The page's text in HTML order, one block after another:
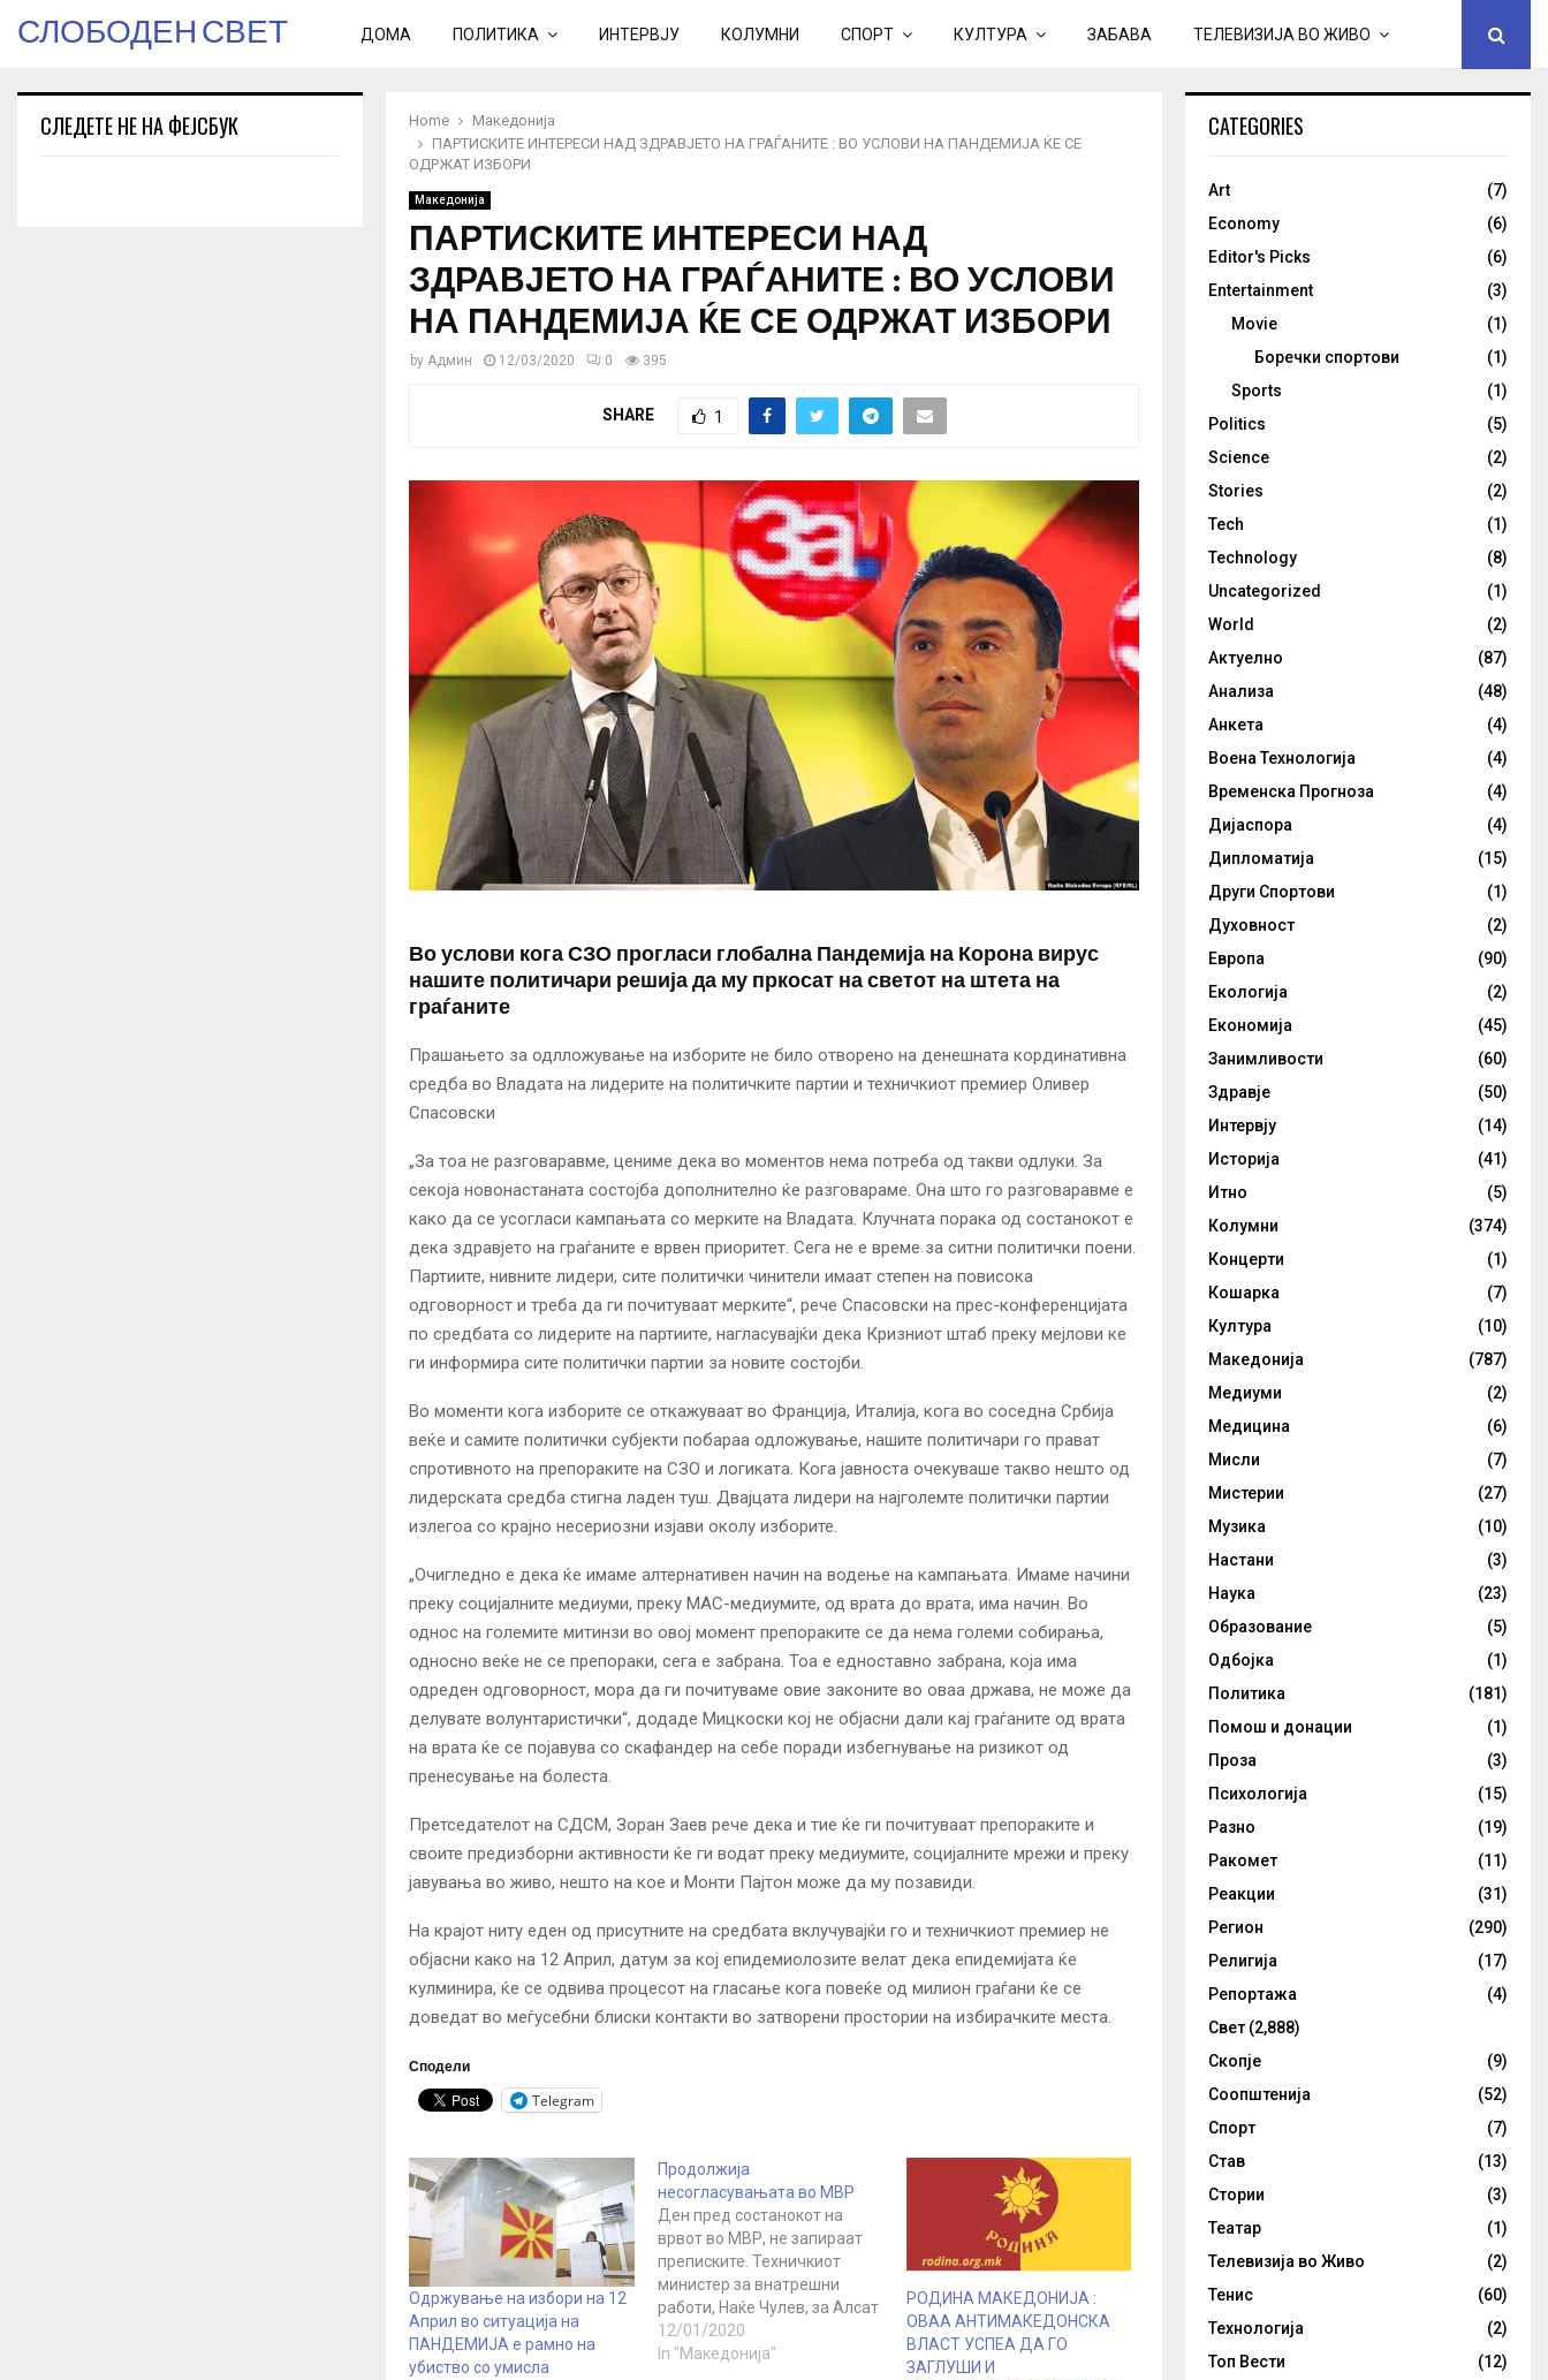
СЛОБОДЕН СВЕТ ДОМА ПОЛИТИКА ИНТЕРВЈУ КОЛУМНИ СПОРТ КУЛТУРА ЗАБАВА ТЕЛЕВИЗИЈА ВО ЖИВО
Home
Македонија
ПАРТИСКИТЕ ИНТЕРЕСИ НАД ЗДРАВЈЕТО НА ГРАЃАНИТЕ : ВО УСЛОВИ НА ПАНДЕМИЈА ЌЕ СЕ
ОДРЖАТ ИЗБОРИ
Македонија
ПАРТИСКИТЕ ИНТЕРЕСИ НАД
ЗДРАВЈЕТО НА ГРАЃАНИТЕ : ВО УСЛОВИ
НА ПАНДЕМИЈА ЌЕ СЕ ОДРЖАТ ИЗБОРИ
by Админ 12/03/2020 0 395
SHARE 1
Во услови кога СЗО прогласи глобална Пандемија на Корона вирус
нашите политичари решија да му пркосат на светот на штета на
граѓаните
Прашањето за одлложување на изборите не било отворено на денешната кординативна
средба во Владата на лидерите на политичките партии и техничкиот премиер Оливер
Спасовски
„За тоа не разговаравме, цениме дека во моментов нема потреба од такви одлуки. За
секоја новонастаната состојба дополнително ќе разговараме. Она што го разговаравме е
како да се усогласи кампањата со мерките на Владата. Клучната порака од состанокот е
дека здравјето на граѓаните е врвен приоритет. Сега не е време за ситни политички поени.
Партиите, нивните лидери, сите политички чинители имаат степен на повисока
одговорност и треба да ги почитуваат мерките“, рече Спасовски на прес-конференцијата
по средбата со лидерите на партиите, нагласувајќи дека Кризниот штаб преку мејлови ке
ги информира сите политички партии за новите состојби.
Во моменти кога изборите се откажуваат во Франција, Италија, кога во соседна Србија
веќе и самите политички субјекти побараа одложување, нашите политичари го прават
спротивното на препораките на СЗО и логиката. Кога јавноста очекуваше такво нешто од
лидерската средба стигна ладен туш. Двајцата лидери на најголемте политички партии
излегоа со крајно несериозни изјави околу изборите.
„Очигледно е дека ќе имаме алтернативен начин на водење на кампањата. Имаме начини
преку социјалните медиуми, преку МАС-медиумите, од врата до врата, има начин. Во
однос на големите митинзи во овој момент препораките се да нема големи собирања,
односно веќе не се препораки, сега е забрана. Тоа е едноставно забрана, која има
одреден одговорност, мора да ги почитуваме овие законите во оваа држава, не може да
делувате волунтаристички“, додаде Мицкоски кој не објасни дали кај граѓаните од врата
на врата ќе се појавува со скафандер на себе поради избегнување на ризикот од
пренесување на болеста.
Претседателот на СДСМ, Зоран Заев рече дека и тие ќе ги почитуваат препораките и
своите предизборни активности ќе ги водат преку медиумите, социјалните мрежи и преку
јавувања во живо, нешто на кое и Монти Пајтон може да му позавиди.
На крајот ниту еден од присутните на средбата вклучувајќи го и техничкиот премиер не
објасни како на 12 Април, датум за кој епидемиолозите велат дека епидемијата ќе
кулминира, ќе се одвива процесот на гласање кога повеќе од милион граѓани ќе се
доведат во меѓусебни блиски контакти во затворени простории на избирачките места.
Сподели
Telegram
Одржување на избори на 12
Април во ситуација на
ПАНДЕМИЈА е рамно на
убиство со умисла
Продолжија
несогласувањата во МВР
Ден пред состанокот на
врвот во МВР, не запираат
преписките. Техничкиот
министер за внатрешни
работи, Наќе Чулев, за Алсат
уверува дека ситуацијата со
граничните премини е под
12/01/2020
In "Македонија"
РОДИНА МАКЕДОНИЈА :
ОВАА АНТИМАКЕДОНСКА
ВЛАСТ УСПЕА ДА ГО
ЗАГЛУШИ И
СЛЕДЕТЕ НЕ НА ФЕЈСБУК CATEGORIES
Art
(7)
Economy
(6)
Editor's Picks
(6)
Entertainment
(3)
Movie
(1)
Боречки спортови
(1)
Sports
(1)
Politics
(5)
Science
(2)
Stories
(2)
Tech
(1)
Technology
(8)
Uncategorized
(1)
World
(2)
Актуелно
(87)
Анализа
(48)
Анкета
(4)
Воена Технологија
(4)
Временска Прогноза
(4)
Дијаспора
(4)
Дипломатија
(15)
Други Спортови
(1)
Духовност
(2)
Европа
(90)
Екологија
(2)
Економија
(45)
Занимливости
(60)
Здравје
(50)
Интервју
(14)
Историја
(41)
Итно
(5)
Колумни
(374)
Концерти
(1)
Кошарка
(7)
Култура
(10)
Македонија
(787)
Медиуми
(2)
Медицина
(6)
Мисли
(7)
Мистерии
(27)
Музика
(10)
Настани
(3)
Наука
(23)
Образование
(5)
Одбојка
(1)
Политика
(181)
Помош и донации
(1)
Проза
(3)
Психологија
(15)
Разно
(19)
Ракомет
(11)
Реакции
(31)
Регион
(290)
Религија
(17)
Репортажа
(4)
Свет (2,888)
Скопје
(9)
Соопштенија
(52)
Спорт
(7)
Став
(13)
Стории
(3)
Театар
(1)
Телевизија во Живо
(2)
Тенис
(60)
Технологија
(2)
Топ Вести
(12)